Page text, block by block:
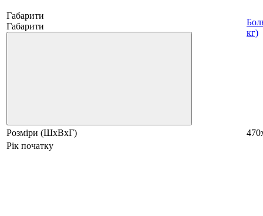
Габарити
Габарити
кг)
Розміри (ШхВхГ)
Рік початку